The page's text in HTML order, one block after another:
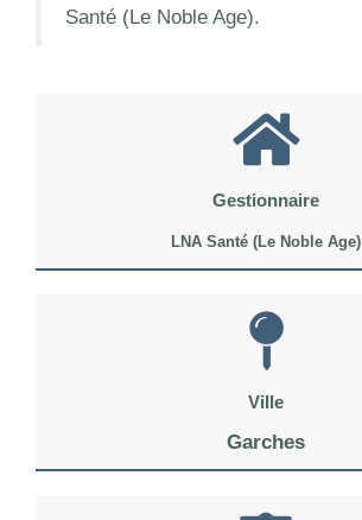
Santé (Le Noble Age).
Gestionnaire
LNA Santé (Le Noble Age)
Ville
Garches